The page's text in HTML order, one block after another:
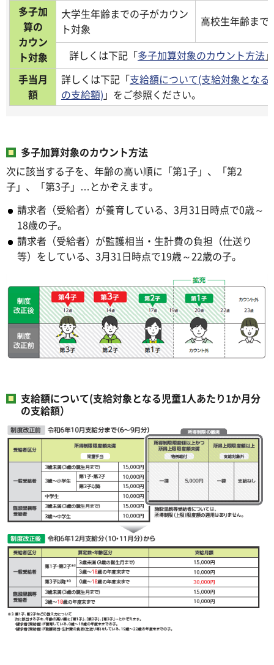
多子加
算の
カウン
ト対象
大学生年齢までの子がカウン
ト対象
高校生年齢まで
詳しくは下記「多子加算対象のカウント方法
手当月
額
詳しくは下記「支給額について(支給対象とな
の支給額) 」をご参照ください。
多子加算対象のカウント方法
次に該当する子を、年齢の高い順に「第1子」、「第2
子」、「第3子」…とかぞえます。
請求者（受給者）が養育している、3月31日時点で0歳～
18歳の子。
請求者（受給者）が監護相当・生計費の負担（仕送り
等）をしている、3月31日時点で19歳～22歳の子。
支給額について(支給対象となる児童1人あたり1か月分
の支給額）